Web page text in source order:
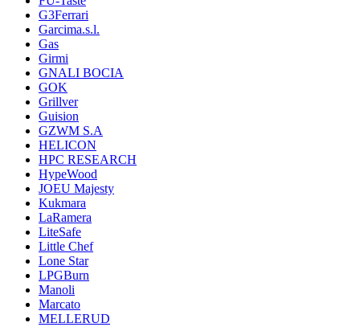
G3Ferrari
Garcima.s.l.
Gas
Girmi
GNALI BOCIA
GOK
Grillver
Guision
GZWM S.A
HELICON
HPC RESEARCH
HypeWood
JOEU Majesty
Kukmara
LaRamera
LiteSafe
Little Chef
Lone Star
LPGBurn
Manoli
Marcato
MELLERUD